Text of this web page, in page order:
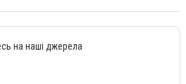
на наші джерела